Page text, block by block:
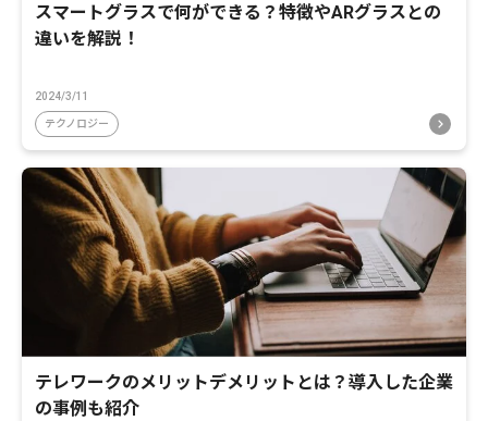
スマートグラスで何ができる？特徴やARグラスとの
違いを解説！
2024/3/11
テクノロジー
テレワークのメリットデメリットとは？導入した企業
の事例も紹介